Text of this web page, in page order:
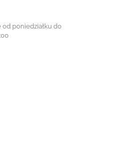
poniedziałku do